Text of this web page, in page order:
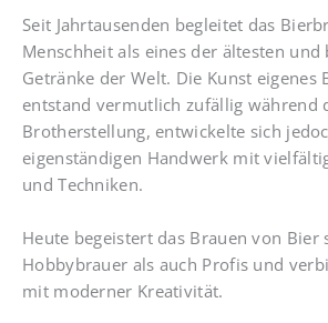
Seit Jahrtausenden begleitet das
Menschheit als eines der ältesten und
Getränke der Welt. Die Kunst eigenes
entstand vermutlich zufällig während
Brotherstellung, entwickelte sich
eigenständigen Handwerk mit
und Techniken.
Heute begeistert das Brauen von Bier
Hobbybrauer als auch Profis und
mit moderner Kreativität.